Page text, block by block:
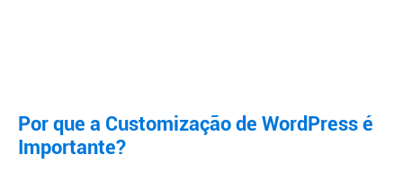
Por que a Customização de WordPress é
Importante?